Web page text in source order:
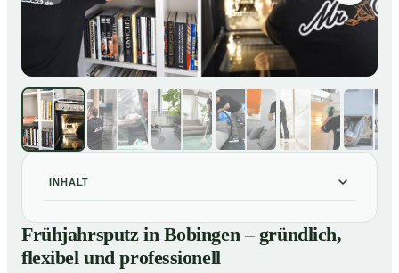
INHALT
01 Frühjahrsputz in Bobingen – gründlich, flexibel und
professionell
Frühjahrsputz in Bobingen – gründlich,
flexibel und professionell